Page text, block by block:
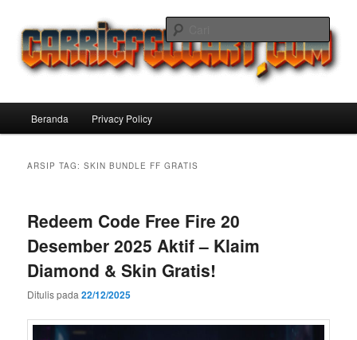
konten
utama
konten
sekunderCarriefellart Pilihan Terbaik Game
Offline Android 2025 yang Wajib
Kamu Coba
Cari
Beranda Privacy Policy
ARSIP TAG:SKIN BUNDLE FF GRATIS
Redeem Code Free Fire 20
Desember 2025 Aktif – Klaim
Diamond & Skin Gratis!
Ditulis pada22/12/2025